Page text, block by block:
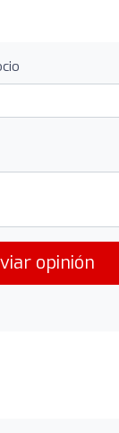
opinión